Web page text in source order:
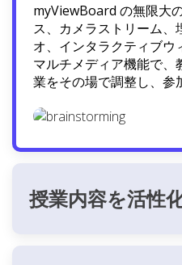
myViewBoard の無限大
ス、カメラストリーム
オ、インタラクティブウ
マルチメディア機能で、
業をその場で調整し、参
授業内容を活性